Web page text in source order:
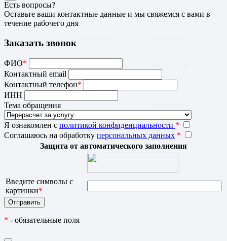
Есть вопросы?
Оставьте ваши контактные данные и мы свяжемся с вами в
течение рабочего дня
Заказать звонок
ФИО*
Контактный email
Контактный телефон*
ИНН
Тема обращения
Я ознакомлен с политикой конфиденциальности *
Соглашаюсь на обработку персональных данных *
Защита от автоматического заполнения
Введите символы с
картинки*
* - обязательные поля